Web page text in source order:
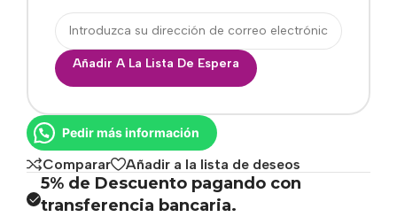
Añadir A La Lista De Espera
Pedir más información
Comparar Añadir a la lista de deseos
5% de Descuento pagando con
transferencia bancaria.